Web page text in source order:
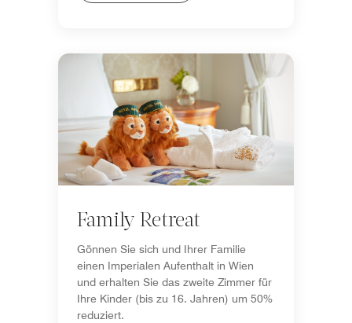
Family Retreat
Gönnen Sie sich und Ihrer Familie
einen Imperialen Aufenthalt in Wien
und erhalten Sie das zweite Zimmer für
Ihre Kinder (bis zu 16. Jahren) um 50%
reduziert.